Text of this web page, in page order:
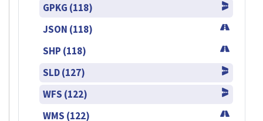
GPKG (118)
JSON (118)
SHP (118)
SLD (127)
WFS (122)
WMS (122)